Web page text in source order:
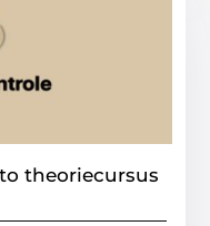
theoriecursus